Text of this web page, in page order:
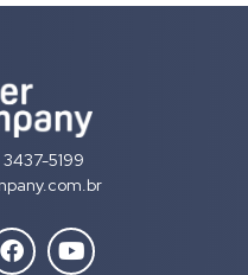
3437-5199